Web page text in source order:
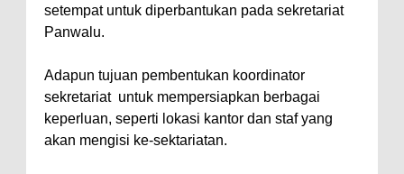
setempat untuk diperbantukan pada sekretariat
Panwalu.
Adapun tujuan pembentukan koordinator
sekretariat untuk mempersiapkan berbagai
keperluan, seperti lokasi kantor dan staf yang
akan mengisi ke-sektariatan.